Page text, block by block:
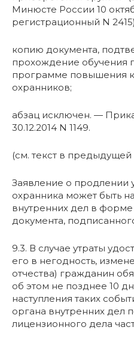
Минюсте России 10
регистрационный N
копию документа,
прохождение обучения
программе повышения
охранников;
абзац исключен. —
30.12.2014 N 1149.
(см. текст в
Заявление о продлении
охранника может быть
внутренних дел в форме
документа,
9.3. В случае утраты
его в негодность,
отчества) гражданин
об этом не позднее 10
наступления таких
органа внутренних дел
лицензионного дела